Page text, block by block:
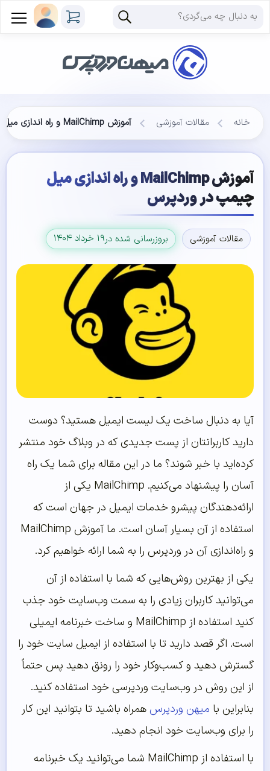
خانه مقالات آموزشی آموزش MailChimp و راه اندازی میل چیمپ در وردپرس
آموزش MailChimp و راه اندازی میل
چیمپ در وردپرس
مقالات آموزشی بروزرسانی شده در۱۹ خرداد ۱۴۰۴
آیا به دنبال ساخت یک لیست ایمیل هستید؟ دوست
دارید کاربرانتان از پست جدیدی که در وبلاگ خود منتشر
کرده‌اید با خبر شوند؟ ما در این مقاله برای شما یک راه
آسان را پیشنهاد می‌کنیم. MailChimp یکی از
ارائه‌دهندگان پیشرو خدمات ایمیل در جهان است که
استفاده از آن بسیار آسان است. ما آموزش MailChimp
و راه‌اندازی آن در وردپرس را به شما ارائه خواهیم کرد.
یکی از بهترین روش‌هایی که شما با استفاده از آن
می‌توانید کاربران زیادی را به سمت وب‌سایت خود جذب
کنید استفاده از MailChimp و ساخت خبرنامه ایمیلی
است. اگر قصد دارید تا با استفاده از ایمیل سایت خود را
گسترش دهید و کسب‌وکار خود را رونق دهید پس حتماً
از این روش در وب‌سایت وردپرسی خود استفاده کنید.
بنابراین با میهن وردپرس همراه باشید تا بتوانید این کار
را برای وب‌سایت خود انجام دهید.
با استفاده از MailChimp شما می‌توانید یک خبرنامه